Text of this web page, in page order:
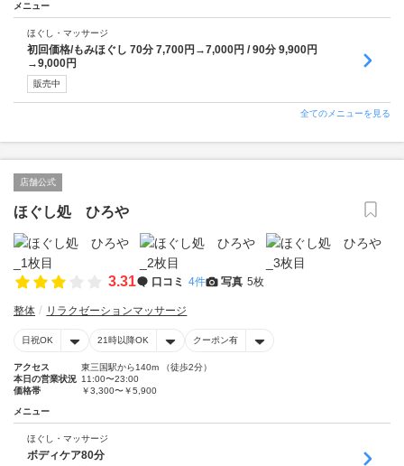
メニュー
ほぐし・マッサージ
初回価格/もみほぐし 70分 7,700円→7,000円 / 90分 9,900円
→9,000円
販売中
全てのメニューを見る
店舗公式
ほぐし処 ひろや
3.31 口コミ 4件 写真 5枚
整体 リラクゼーションマッサージ
日祝OK 21時以降OK クーポン有
アクセス
東三国駅から140m （徒歩2分）
本日の営業状況 11:00〜23:00
価格帯
￥3,300〜￥5,900
メニュー
ほぐし・マッサージ
ボディケア80分